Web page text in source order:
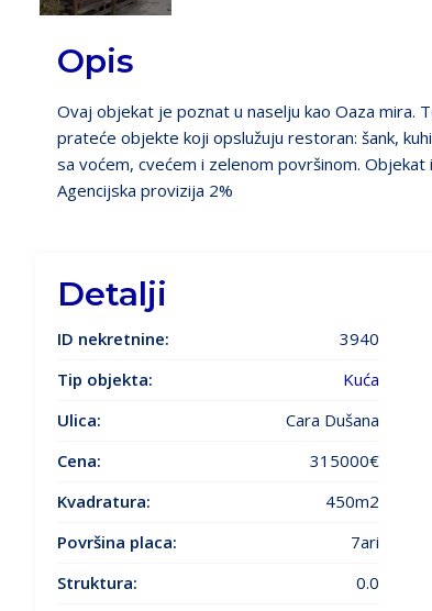
Opis
Ovaj objekat je poznat u naselju kao Oaza mira.
prateće objekte koji opslužuju restoran: šank,
sa voćem, cvećem i zelenom površinom.
Agencijska provizija 2%
Detalji
ID nekretnine:
3940
Tip objekta:
Kuća
Ulica:
Cara Dušana
Cena:
315000€
Kvadratura:
450m2
Površina placa:
7ari
Struktura:
0.0